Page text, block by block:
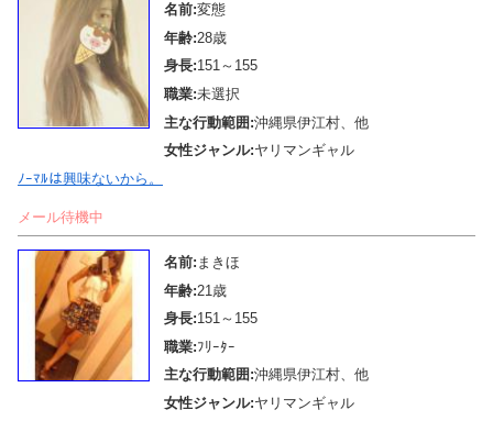
名前:変態
年齢:28歳
身長:151～155
職業:未選択
主な行動範囲:沖縄県伊江村、他
女性ジャンル:ヤリマンギャル
ﾉｰﾏﾙは興味ないから。
メール待機中
名前: まきほ
年齢:21歳
身長:151～155
職業:ﾌﾘｰﾀｰ
主な行動範囲:沖縄県伊江村、他
女性ジャンル:ヤリマンギャル